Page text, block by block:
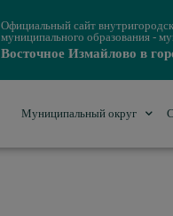
Официальный сайт
муниципального образования -
Восточное Измайлово в
Муниципальный округ